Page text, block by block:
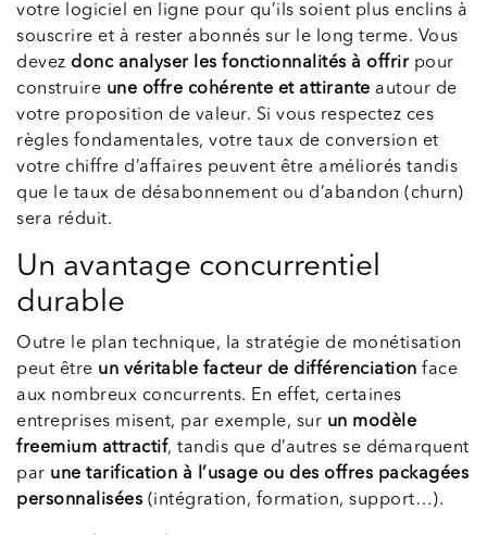
votre logiciel en ligne pour qu’ils soient plus enclins à
souscrire et à rester abonnés sur le long terme. Vous
devez donc analyser les fonctionnalités à offrirpour
construire une offre cohérente et attirante autour de
votre proposition de valeur. Si vous respectez ces
règles fondamentales, votre taux de conversion et
votre chiffre d’affaires peuvent être améliorés tandis
que le taux de désabonnement ou d’abandon (churn)
sera réduit.
Un avantage concurrentiel
durable
Outre le plan technique, la stratégie de monétisation
peut être un véritable facteur de différenciation face
aux nombreux concurrents. En effet, certaines
entreprises misent, par exemple, sur un modèle
freemium attractif, tandis que d’autres se démarquent
par une tarification à l’usage ou des offres packagées
personnalisées (intégration, formation, support…).